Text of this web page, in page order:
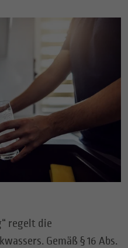
regelt die
Gemäß § 16 Abs.